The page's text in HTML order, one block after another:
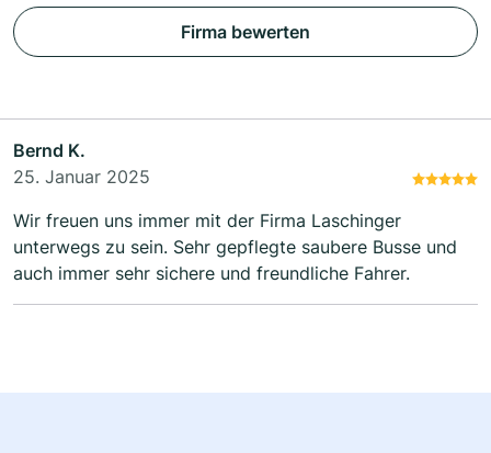
Firma bewerten
Bernd K.
25. Januar 2025
Wir freuen uns immer mit der Firma Laschinger
unterwegs zu sein. Sehr gepflegte saubere Busse und
auch immer sehr sichere und freundliche Fahrer.